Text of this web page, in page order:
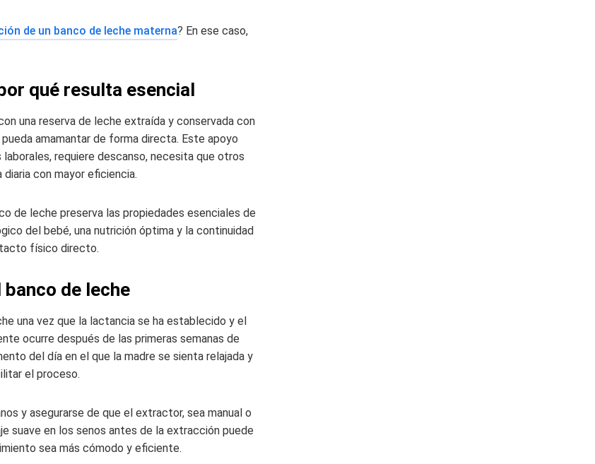
de un banco de leche materna? En ese caso,
qué resulta esencial
una reserva de leche extraída y conservada con
amamantar de forma directa. Este apoyo
requiere descanso, necesita que otros
con mayor eficiencia.
de leche preserva las propiedades esenciales de
del bebé, una nutrición óptima y la continuidad
físico directo.
de leche
una vez que la lactancia se ha establecido y el
ocurre después de las primeras semanas de
del día en el que la madre se sienta relajada y
el proceso.
y asegurarse de que el extractor, sea manual o
suave en los senos antes de la extracción puede
sea más cómodo y eficiente.